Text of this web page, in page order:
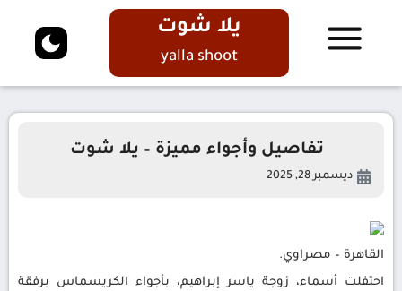
يلا شوت
yalla shoot
تفاصيل وأجواء مميزة – يلا شوت
ديسمبر 28, 2025
القاهرة – مصراوي.
احتفلت أسماء، زوجة ياسر إبراهيم، بأجواء الكريسماس برفقة